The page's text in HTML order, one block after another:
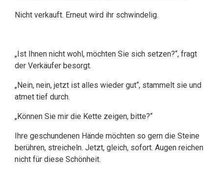
Nicht verkauft. Erneut wird ihr schwindelig.
„Ist Ihnen nicht wohl, möchten Sie sich setzen?“, fragt
der Verkäufer besorgt.
„Nein, nein, jetzt ist alles wieder gut“, stammelt sie und
atmet tief durch.
„Können Sie mir die Kette zeigen, bitte?“
Ihre geschundenen Hände möchten so gern die Steine
berühren, streicheln. Jetzt, gleich, sofort. Augen reichen
nicht für diese Schönheit.